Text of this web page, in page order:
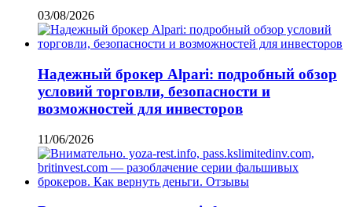
03/08/2026
Надежный брокер Alpari: подробный обзор
условий торговли, безопасности и
возможностей для инвесторов
11/06/2026